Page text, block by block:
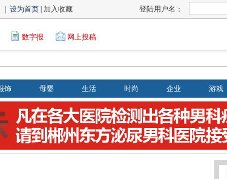
| 设为首页 | 加入收藏 登陆用户名：
数字报 网上投稿
饰 母婴 生活 时尚 企业 游戏